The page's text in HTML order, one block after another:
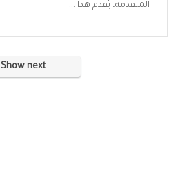
المتقدمة، يُقدم هذا ...
Show next